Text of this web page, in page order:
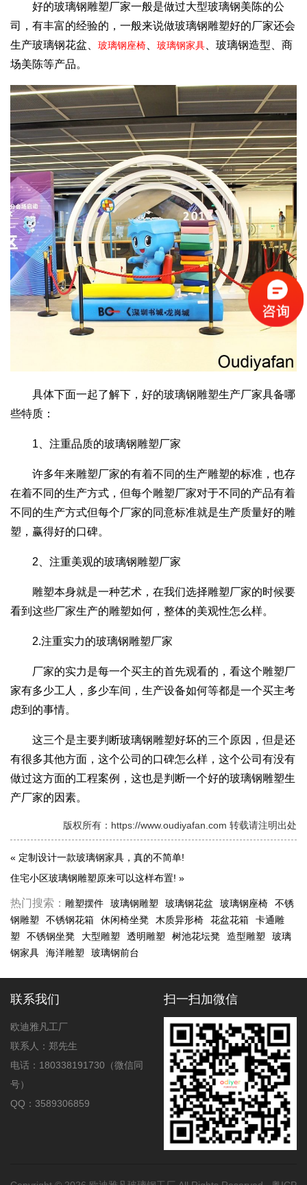
好的玻璃钢雕塑厂家一般是做过大型玻璃钢美陈的公
司，有丰富的经验的，一般来说做玻璃钢雕塑好的厂家还会
生产玻璃钢花盆、 玻璃钢座椅 玻璃钢家具 、玻璃钢造型、商
场美陈等产品。
具体下面一起了解下，好的玻璃钢雕塑生产厂家具备哪
些特质：
1、注重品质的玻璃钢雕塑厂家
许多年来雕塑厂家的有着不同的生产雕塑的标准，也存
在着不同的生产方式，但每个雕塑厂家对于不同的产品有着
不同的生产方式但每个厂家的同意标准就是生产质量好的雕
塑，赢得好的口碑。
2、注重美观的玻璃钢雕塑厂家
雕塑本身就是一种艺术，在我们选择雕塑厂家的时候要
看到这些厂家生产的雕塑如何，整体的美观性怎么样。
2.注重实力的玻璃钢雕塑厂家
厂家的实力是每一个买主的首先观看的，看这个雕塑厂
家有多少工人，多少车间，生产设备如何等都是一个买主考
虑到的事情。
这三个是主要判断玻璃钢雕塑好坏的三个原因，但是还
有很多其他方面，这个公司的口碑怎么样，这个公司有没有
做过这方面的工程案例，这也是判断一个好的玻璃钢雕塑生
产厂家的因素。
版权所有：https://www.oudiyafan.com 转载请注明出处
« 定制设计一款玻璃钢家具，真的不简单!
住宅小区玻璃钢雕塑原来可以这样布置! »
热门搜索： 雕塑摆件 玻璃钢雕塑 玻璃钢花盆 玻璃钢座椅
不锈
钢雕塑
不锈钢花箱 休闲椅坐凳 木质异形椅 花盆花箱
卡通雕
塑
不锈钢坐凳 大型雕塑 透明雕塑 树池花坛凳 造型雕塑
玻璃
钢家具
海洋雕塑 玻璃钢前台
联系我们
欧迪雅凡工厂
联系人：郑先生
电话：180338191730（微信同
号）
QQ：3589306859
扫一扫加微信